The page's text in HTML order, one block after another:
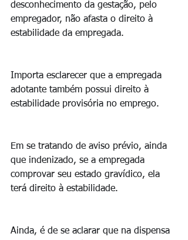
desconhecimento da gestação, pelo
empregador, não afasta o direito à
estabilidade da empregada.
Importa esclarecer que a empregada
adotante também possui direito à
estabilidade provisória no emprego.
Em se tratando de aviso prévio, ainda
que indenizado, se a empregada
comprovar seu estado gravídico, ela
terá direito à estabilidade.
Ainda, é de se aclarar que na dispensa